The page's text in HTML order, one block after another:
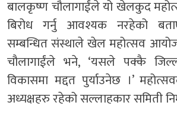
बालकृष्ण चौलागाईंले यो खेलकुद
बिरोध गर्नु आवश्यक नरहेको
सम्बन्धित संस्थाले खेल महोत्सव
चौलागाईंले भने, ‘यसले पक्कै
विकासमा मद्दत पुर्याउनेछ ।’
अध्यक्षहरु रहेको सल्लाहकार समिती